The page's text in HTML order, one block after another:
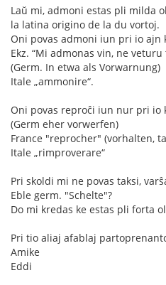
Laŭ mi, admoni estas pli milda
la latina origino de la du vortoj.
Oni povas admoni iun pri io ajn
Ekz. “Mi admonas vin, ne
(Germ. In etwa als Vorwarnung)
Itale „ammonire“.
Oni povas reproĉi iun nur pri io
(Germ eher vorwerfen)
France "reprocher" (vorhalten,
Itale „rimproverare“
Pri skoldi mi ne povas taksi,
Eble germ. "Schelte"?
Do mi kredas ke estas pli forta
Pri tio aliaj afablaj
Amike
Eddi